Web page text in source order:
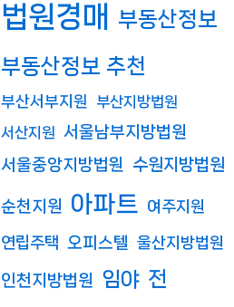
법원경매
부동산정보
부동산정보 추천
부산서부지원
부산지방법원
서산지원 서울남부지방법원
서울중앙지방법원 수원지방법원
순천지원 아파트 여주지원
연립주택 오피스텔 울산지방법원
인천지방법원 임야 전